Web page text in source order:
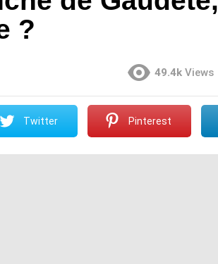
?
49.4k Views
Twitter Pinterest